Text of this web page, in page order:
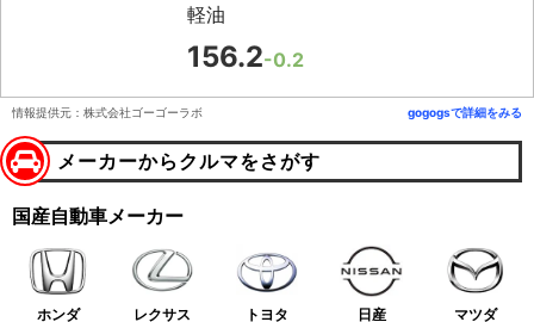
軽油
156.2-0.2
情報提供元：株式会社ゴーゴーラボ gogogsで詳細をみる
メーカーからクルマをさがす
国産自動車メーカー
ホンダ レクサス トヨタ 日産 マツダ